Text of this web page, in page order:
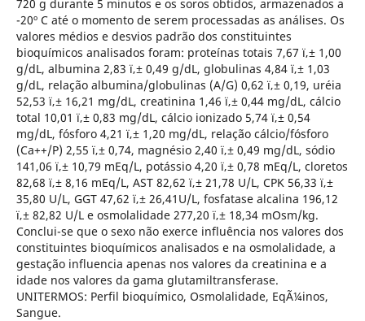
720 g durante 5 minutos e os soros obtidos, armazenados a
-20º C até o momento de serem processadas as análises. Os
valores médios e desvios padrão dos constituintes
bioquímicos analisados foram: proteínas totais 7,67 ï‚± 1,00
g/dL, albumina 2,83 ï‚± 0,49 g/dL, globulinas 4,84 ï‚± 1,03
g/dL, relação albumina/globulinas (A/G) 0,62 ï‚± 0,19, uréia
52,53 ï‚± 16,21 mg/dL, creatinina 1,46 ï‚± 0,44 mg/dL, cálcio
total 10,01 ï‚± 0,83 mg/dL, cálcio ionizado 5,74 ï‚± 0,54
mg/dL, fósforo 4,21 ï‚± 1,20 mg/dL, relação cálcio/fósforo
(Ca++/P) 2,55 ï‚± 0,74, magnésio 2,40 ï‚± 0,49 mg/dL, sódio
141,06 ï‚± 10,79 mEq/L, potássio 4,20 ï‚± 0,78 mEq/L, cloretos
82,68 ï‚± 8,16 mEq/L, AST 82,62 ï‚± 21,78 U/L, CPK 56,33 ï‚±
35,80 U/L, GGT 47,62 ï‚± 26,41U/L, fosfatase alcalina 196,12
ï‚± 82,82 U/L e osmolalidade 277,20 ï‚± 18,34 mOsm/kg.
Conclui-se que o sexo não exerce influência nos valores dos
constituintes bioquímicos analisados e na osmolalidade, a
gestação influencia apenas nos valores da creatinina e a
idade nos valores da gama glutamiltransferase.
UNITERMOS: Perfil bioquímico, Osmolalidade, EqÃ¼inos,
Sangue.